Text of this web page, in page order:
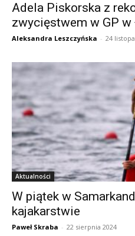
Adela Piskorska z
zwycięstwem w GP w
Aleksandra Leszczyńska - 24
Aktualności
W piątek w
kajakarstwie
Paweł Skraba - 22 sierpnia 2024